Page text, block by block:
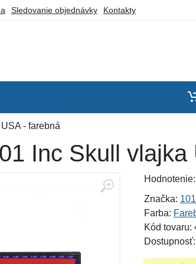
Sledovanie objednávky Kontakty
- farebná
Inc Skull vlajka
Hodnotenie:
Značka:
Farba:
Kód tovaru:
Dostupnosť: